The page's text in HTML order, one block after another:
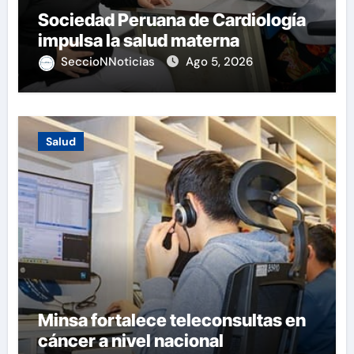
Sociedad Peruana de Cardiología
impulsa la salud materna
SeccioNNoticias Ago 5, 2026
Salud
Minsa fortalece teleconsultas en
cáncer a nivel nacional